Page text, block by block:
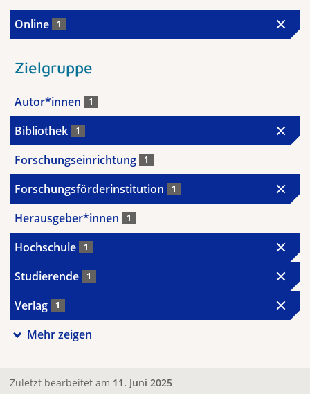
Online 1
Zielgruppe
Autor*innen 1
Bibliothek 1
Forschungseinrichtung 1
Forschungsförderinstitution 1
Herausgeber*innen 1
Hochschule 1
Studierende 1
Verlag 1
Mehr zeigen
Zuletzt bearbeitet am 11. Juni 2025